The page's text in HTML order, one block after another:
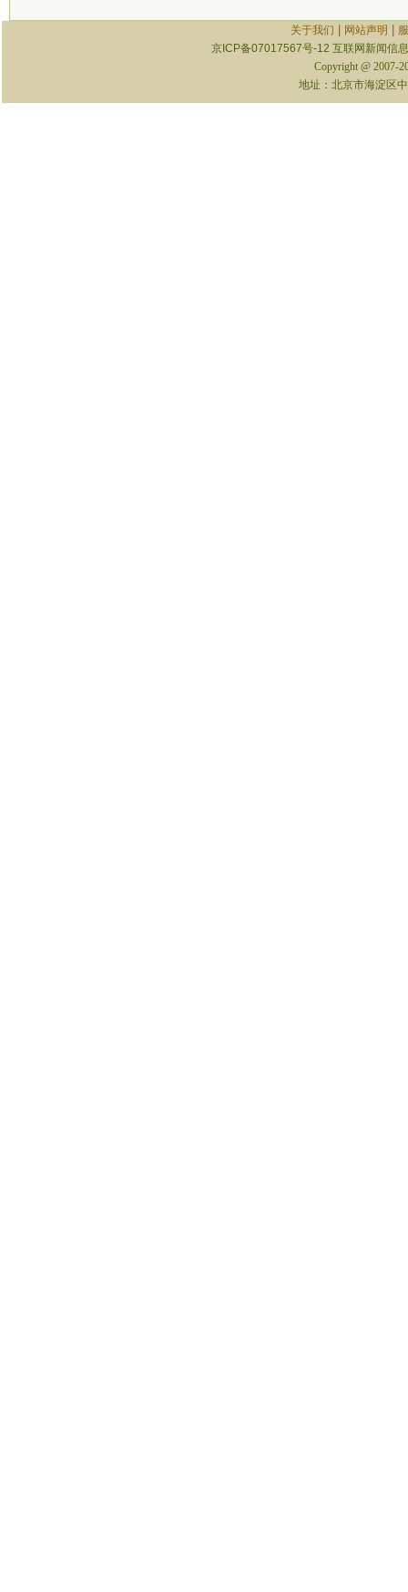
关于我们 网站声明
京ICP备07017567号-12 互联网新闻信
Copyright @ 2007-
地址：北京市海淀区